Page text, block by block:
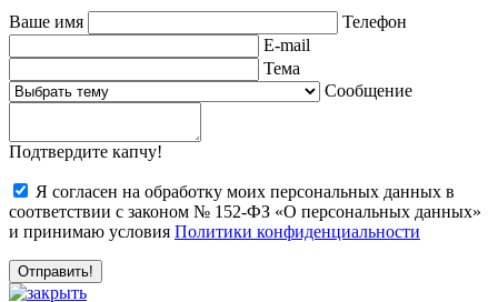
Ваше имя
Телефон
E-mail
Тема
Сообщение
Подтвердите капчу!
Я согласен на обработку моих персональных данных в
соответствии с законом № 152-ФЗ «О персональных данных»
и принимаю условия Политики конфиденциальности